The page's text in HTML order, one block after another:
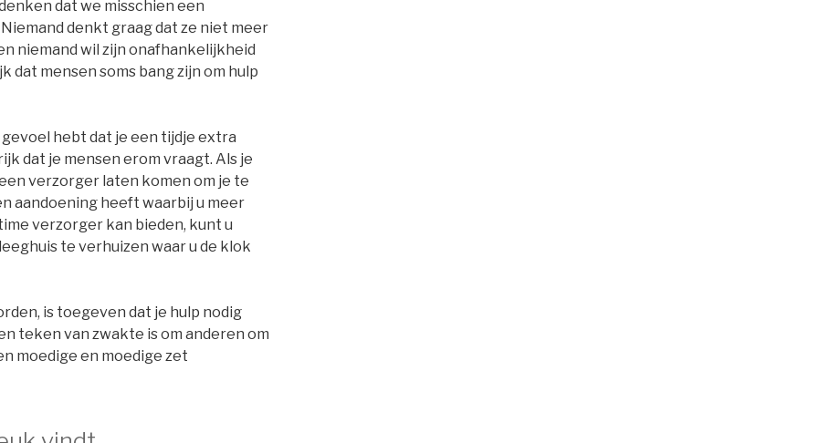
dat we misschien een
denkt graag dat ze niet meer
niemand wil zijn onafhankelijkheid
dat mensen soms bang zijn om hulp
hebt dat je een tijdje extra
dat je mensen erom vraagt. Als je
verzorger laten komen om je te
aandoening heeft waarbij u meer
verzorger kan bieden, kunt u
te verhuizen waar u de klok
is toegeven dat je hulp nodig
teken van zwakte is om anderen om
moedige en moedige zet